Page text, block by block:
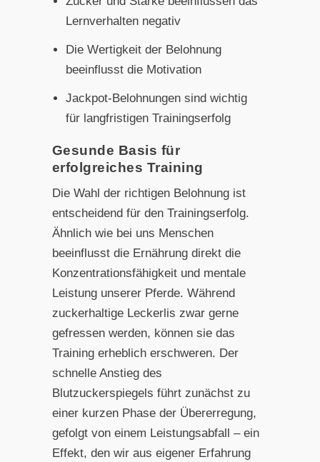
Lernverhalten negativ
Die Wertigkeit der Belohnung
beeinflusst die Motivation
Jackpot-Belohnungen sind wichtig
für langfristigen Trainingserfolg
Gesunde Basis für
erfolgreiches Training
Die Wahl der richtigen Belohnung ist
entscheidend für den Trainingserfolg.
Ähnlich wie bei uns Menschen
beeinflusst die Ernährung direkt die
Konzentrationsfähigkeit und mentale
Leistung unserer Pferde. Während
zuckerhaltige Leckerlis zwar gerne
gefressen werden, können sie das
Training erheblich erschweren. Der
schnelle Anstieg des
Blutzuckerspiegels führt zunächst zu
einer kurzen Phase der Übererregung,
gefolgt von einem Leistungsabfall – ein
Effekt, den wir aus eigener Erfahrung